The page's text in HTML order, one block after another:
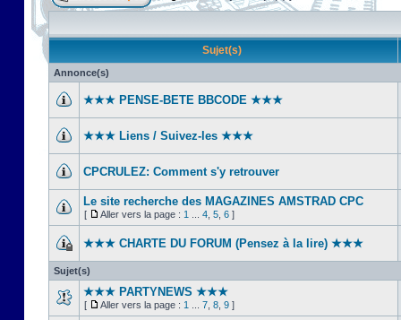
Sujet(s)
Annonce(s)
★★★ PENSE-BETE BBCODE ★★★
★★★ Liens / Suivez-les ★★★
CPCRULEZ: Comment s'y retrouver‎
Le site recherche des MAGAZINES AMSTRAD CPC
[ Aller vers la page : 1 4 5 6 ]
★★★ CHARTE DU FORUM (Pensez à la lire) ★★★
Sujet(s)
★★★ PARTYNEWS ★★★
[ Aller vers la page : 1 7 8 9 ]